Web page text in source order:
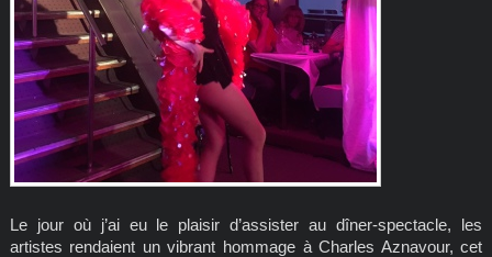
Le jour où j’ai eu le plaisir d’assister au dîner-spectacle, les
artistes rendaient un vibrant hommage à Charles Aznavour, cet